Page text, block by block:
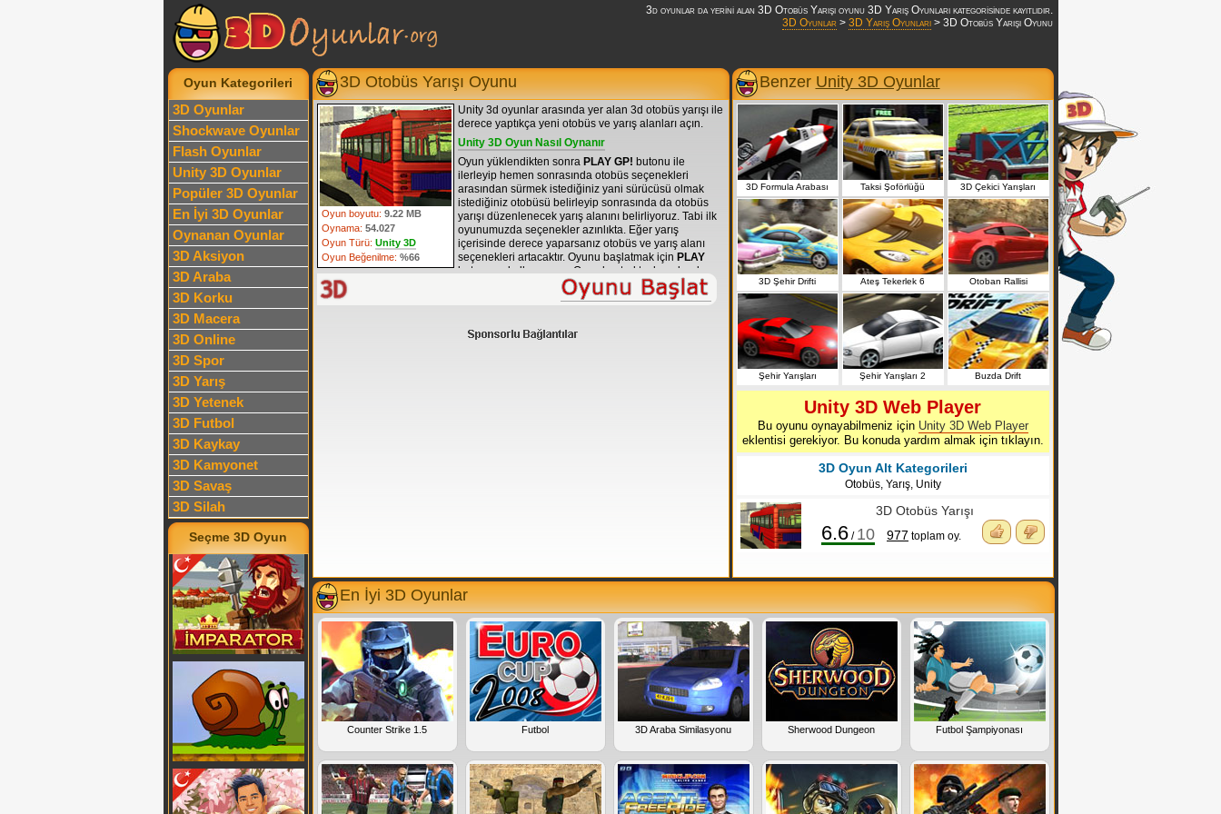
3d oyunlar da yerini alan 3D Otobüs Yarışı oyunu 3D Yarış Oyunları kategorisinde kayıtlıdır.
3D Oyunlar> 3D Yarış Oyunları> 3D Otobüs Yarışı Oyunu
Oyun Kategorileri
3D Oyunlar
Shockwave Oyunlar
Flash Oyunlar
Unity 3D Oyunlar
Popüler 3D Oyunlar
En İyi 3D Oyunlar
Oynanan Oyunlar
3D Aksiyon
3D Araba
3D Korku
3D Macera
3D Online
3D Spor
3D Yarış
3D Yetenek
3D Futbol
3D Kaykay
3D Kamyonet
3D Savaş
3D Silah
Seçme 3D Oyun
3D Otobüs Yarışı Oyunu
Oyun boyutu: 9.22 MB
Oynama: 54.027
Oyun Türü: Unity 3D
Oyun Beğenilme: %66
Unity 3d oyunlar arasında yer alan 3d otobüs yarışı ile
derece yaptıkça yeni otobüs ve yarış alanları açın.
Unity 3D Oyun Nasıl Oynanır
Oyun yüklendikten sonra PLAY GP! butonu ile
ilerleyip hemen sonrasında otobüs seçenekleri
arasından sürmek istediğiniz yani sürücüsü olmak
istediğiniz otobüsü belirleyip sonrasında da otobüs
yarışı düzenlenecek yarış alanını belirliyoruz. Tabi ilk
oyunumuzda seçenekler azınlıkta. Eğer yarış
içerisinde derece yaparsanız otobüs ve yarış alanı
seçenekleri artacaktır. Oyunu başlatmak için PLAY
butonunu kullanıyoruz. Oyun kontrol tuşları olarak,
klavye yön tuşlarıveyaWASD
kullanıyoruz. Almış olduğumuz hediye
Oyun ekranında sol alt köşedeki butonlardan
BenzerUnity 3D Oyunlar
3D Formula Arabası Taksi Şoförlüğü 3D Çekici Yarışları
3D Şehir Drifti Ateş Tekerlek 6 Otoban Rallisi
Şehir Yarışları Şehir Yarışları 2 Buzda Drift
Unity 3D Web Player
Bu oyunu oynayabilmeniz için Unity 3D Web Player
eklentisi gerekiyor. Bu konuda yardım almak için tıklayın.
3D Oyun Alt Kategorileri
Otobüs, Yarış, Unity
3D Otobüs Yarışı
6.6 / 10 977 toplam oy.
En İyi 3D Oyunlar
Counter Strike 1.5 Futbol 3D Araba Similasyonu Sherwood Dungeon Futbol Şampiyonası